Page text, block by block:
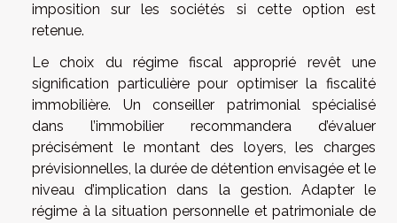
imposition sur les sociétés si cette option est
retenue.
Le choix du régime fiscal approprié revêt une
signification particulière pour optimiser la fiscalité
immobilière. Un conseiller patrimonial spécialisé
dans l’immobilier recommandera d’évaluer
précisément le montant des loyers, les charges
prévisionnelles, la durée de détention envisagée et le
niveau d’implication dans la gestion. Adapter le
régime à la situation personnelle et patrimoniale de